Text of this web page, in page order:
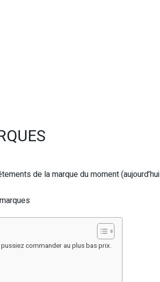
de la marque du moment (aujourd’hui
commander au plus bas prix.